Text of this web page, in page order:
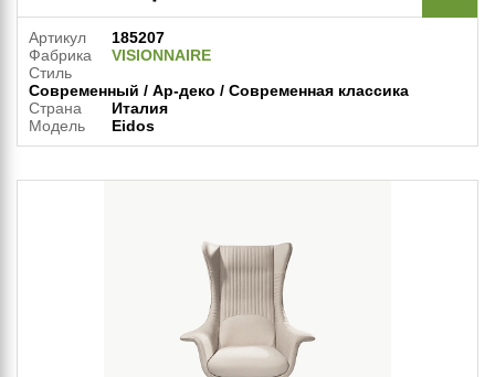
Артикул
185207
Фабрика
VISIONNAIRE
Стиль
Современный / Ар-деко / Современная классика
Страна
Италия
Модель
Eidos